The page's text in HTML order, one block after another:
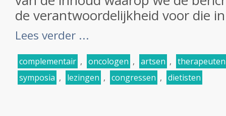
de verantwoordelijkheid voor die
Lees verder ...
complementair , oncologen , artsen , therapeuten
symposia , lezingen , congressen , dietisten